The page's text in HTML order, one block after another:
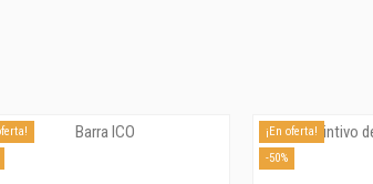
¡En oferta!
-50%